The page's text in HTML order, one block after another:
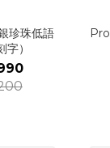
珍珠低語
）